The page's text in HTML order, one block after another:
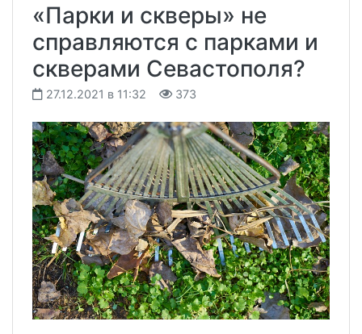
«Парки и скверы» не
справляются с парками и
скверами Севастополя?
27.12.2021 в 11:32 373